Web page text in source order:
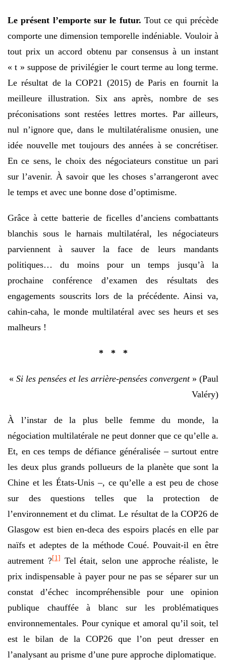
Le présent l’emporte sur le futur. Tout ce qui précède
comporte une dimension temporelle indéniable. Vouloir à
tout prix un accord obtenu par consensus à un instant
« t » suppose de privilégier le court terme au long terme.
Le résultat de la COP21 (2015) de Paris en fournit la
meilleure illustration. Six ans après, nombre de ses
préconisations sont restées lettres mortes. Par ailleurs,
nul n’ignore que, dans le multilatéralisme onusien, une
idée nouvelle met toujours des années à se concrétiser.
En ce sens, le choix des négociateurs constitue un pari
sur l’avenir. À savoir que les choses s’arrangeront avec
le temps et avec une bonne dose d’optimisme.
Grâce à cette batterie de ficelles d’anciens combattants
blanchis sous le harnais multilatéral, les négociateurs
parviennent à sauver la face de leurs mandants
politiques… du moins pour un temps jusqu’à la
prochaine conférence d’examen des résultats des
engagements souscrits lors de la précédente. Ainsi va,
cahin-caha, le monde multilatéral avec ses heurs et ses
malheurs !
* * *
« Si les pensées et les arrière-pensées convergent» (Paul
Valéry)
À l’instar de la plus belle femme du monde, la
négociation multilatérale ne peut donner que ce qu’elle a.
Et, en ces temps de défiance généralisée – surtout entre
les deux plus grands pollueurs de la planète que sont la
Chine et les États-Unis –, ce qu’elle a est peu de chose
sur des questions telles que la protection de
l’environnement et du climat. Le résultat de la COP26 de
Glasgow est bien en-deca des espoirs placés en elle par
naïfs et adeptes de la méthode Coué. Pouvait-il en être
autrement ?[1] Tel était, selon une approche réaliste, le
prix indispensable à payer pour ne pas se séparer sur un
constat d’échec incompréhensible pour une opinion
publique chauffée à blanc sur les problématiques
environnementales. Pour cynique et amoral qu’il soit, tel
est le bilan de la COP26 que l’on peut dresser en
l’analysant au prisme d’une pure approche diplomatique.